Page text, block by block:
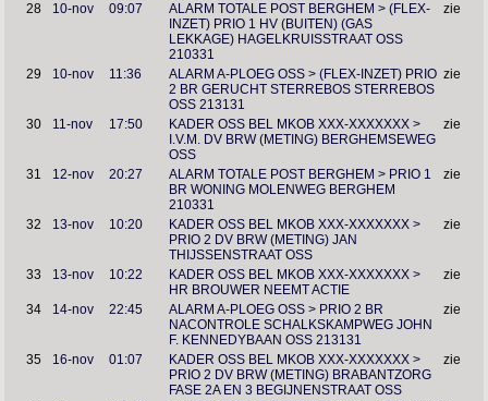
28 10-nov 09:07
ALARM TOTALE POST BERGHEM > (FLEX-
INZET) PRIO 1 HV (BUITEN) (GAS
LEKKAGE) HAGELKRUISSTRAAT OSS
210331
zie
29 10-nov 11:36
ALARM A-PLOEG OSS > (FLEX-INZET) PRIO
2 BR GERUCHT STERREBOS STERREBOS
OSS 213131
zie
30 11-nov 17:50
KADER OSS BEL MKOB XXX-XXXXXXX >
I.V.M. DV BRW (METING) BERGHEMSEWEG
OSS
zie
31 12-nov 20:27
ALARM TOTALE POST BERGHEM > PRIO 1
BR WONING MOLENWEG BERGHEM
210331
zie
32 13-nov 10:20
KADER OSS BEL MKOB XXX-XXXXXXX >
PRIO 2 DV BRW (METING) JAN
THIJSSENSTRAAT OSS
zie
33 13-nov 10:22
KADER OSS BEL MKOB XXX-XXXXXXX >
HR BROUWER NEEMT ACTIE
zie
34 14-nov 22:45
ALARM A-PLOEG OSS > PRIO 2 BR
NACONTROLE SCHALKSKAMPWEG JOHN
F. KENNEDYBAAN OSS 213131
zie
35 16-nov 01:07
KADER OSS BEL MKOB XXX-XXXXXXX >
PRIO 2 DV BRW (METING) BRABANTZORG
FASE 2A EN 3 BEGIJNENSTRAAT OSS
zie